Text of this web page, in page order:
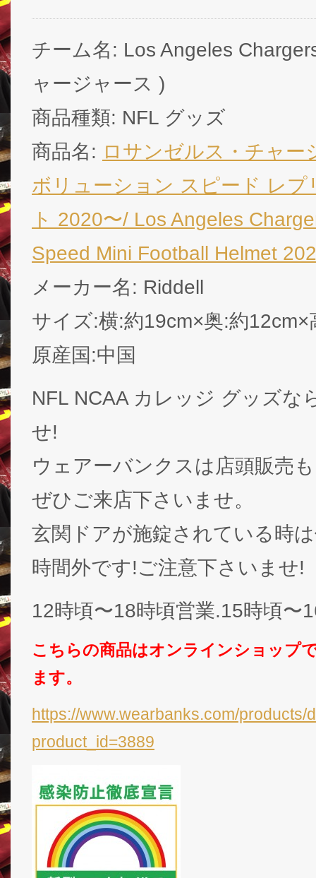
チーム名: Los Angeles
ャージャース )
商品種類: NFL グッズ
商品名: ロサンゼルス・チャー
ボリューション スピード レ
ト 2020〜/ Los Angeles
Speed Mini Football Helmet
メーカー名: Riddell
サイズ:横:約19cm×奥:約12cm×
原産国:中国
NFL NCAA カレッジ グッズな
せ!
ウェアーバンクスは店頭販売
ぜひご来店下さいませ。
玄関ドアが施錠されている時
時間外です!ご注意下さいませ!
12時頃〜18時頃営業.15時頃〜
こちらの商品はオンラインショップ
ます。
https://www.wearbanks.com/products/
product_id=3889